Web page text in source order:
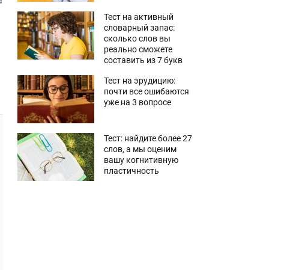
Тест на активный
словарный запас:
сколько слов вы
реально сможете
составить из 7 букв
Тест на эрудицию:
почти все ошибаются
уже на 3 вопросе
Тест: найдите более 27
слов, а мы оценим
вашу когнитивную
пластичность